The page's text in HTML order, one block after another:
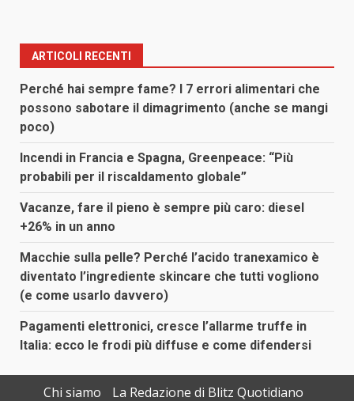
ARTICOLI RECENTI
Perché hai sempre fame? I 7 errori alimentari che
possono sabotare il dimagrimento (anche se mangi
poco)
Incendi in Francia e Spagna, Greenpeace: “Più
probabili per il riscaldamento globale”
Vacanze, fare il pieno è sempre più caro: diesel
+26% in un anno
Macchie sulla pelle? Perché l’acido tranexamico è
diventato l’ingrediente skincare che tutti vogliono
(e come usarlo davvero)
Pagamenti elettronici, cresce l’allarme truffe in
Italia: ecco le frodi più diffuse e come difendersi
Chi siamo La Redazione di Blitz Quotidiano